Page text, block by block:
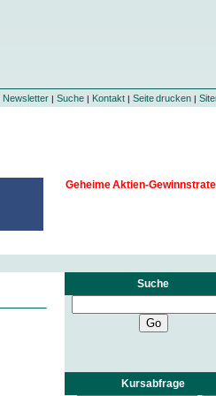
Newsletter| Suche| Kontakt| Seite drucken |
Geheime Aktien-
Suche
Kursabfrage